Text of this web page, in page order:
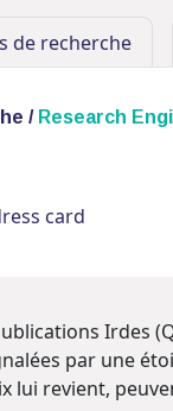
de recherche
/ Research
card
Irdes
par une
lui revient,